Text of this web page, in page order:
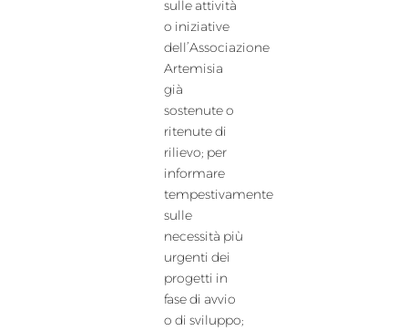
sulle attività
o iniziative
dell’Associazione
Artemisia
già
sostenute o
ritenute di
rilievo; per
informare
tempestivamente
sulle
necessità più
urgenti dei
progetti in
fase di avvio
o di sviluppo;